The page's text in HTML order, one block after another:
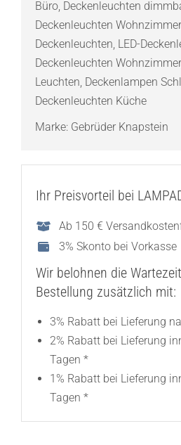
Büro, Deckenleuchten
Deckenleuchten Wohnzimmer
Deckenleuchten, LED-
Deckenleuchten Wohnzimmer
Leuchten, Deckenlampen
Deckenleuchten Küche
Marke: Gebrüder Knapstein
Ihr Preisvorteil bei
Ab 150 €
3% Skonto bei Vorkasse
Wir belohnen die
Bestellung zusätzlich mit:
3% Rabatt bei Lieferung
2% Rabatt bei Lieferung
Tagen *
1% Rabatt bei Lieferung
Tagen *